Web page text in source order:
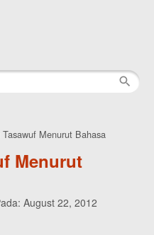
Menurut Bahasa
Menurut
August 22, 2012